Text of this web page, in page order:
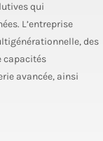
qui
L’entreprise
des
capacités
avancée, ainsi